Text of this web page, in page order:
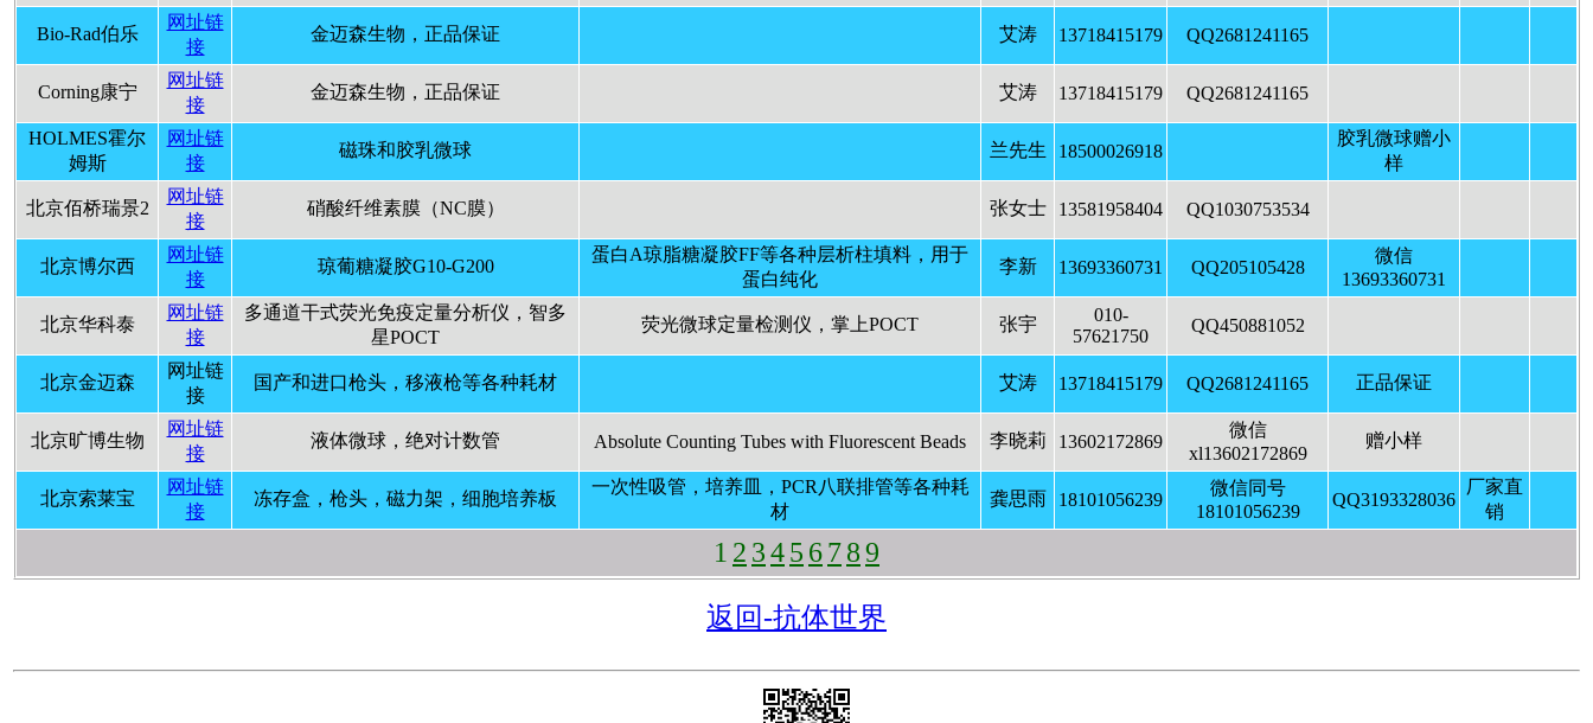
Bio-Rad伯乐
网址链
接
金迈森生物，正品保证 艾涛 13718415179 QQ2681241165
Corning康宁
网址链
接
金迈森生物，正品保证 艾涛 13718415179 QQ2681241165
HOLMES霍尔
姆斯
网址链
接
磁珠和胶乳微球 兰先生 18500026918
胶乳微球赠小
样
北京佰桥瑞景2
网址链
接
硝酸纤维素膜（NC膜） 张女士 13581958404 QQ1030753534
北京博尔西
网址链
接
琼葡糖凝胶G10-G200
蛋白A琼脂糖凝胶FF等各种层析柱填料，用于
蛋白纯化
李新 13693360731 QQ205105428
微信
13693360731
北京华科泰
网址链
接
多通道干式荧光免疫定量分析仪，智多
星POCT
荧光微球定量检测仪，掌上POCT 张宇
010-
57621750
QQ450881052
北京金迈森
网址链
接
国产和进口枪头，移液枪等各种耗材 艾涛 13718415179 QQ2681241165 正品保证
北京旷博生物
网址链
接
液体微球，绝对计数管 Absolute Counting Tubes with Fluorescent Beads 李晓莉 13602172869
微信
xl13602172869
赠小样
北京索莱宝
网址链
接
冻存盒，枪头，磁力架，细胞培养板
一次性吸管，培养皿，PCR八联排管等各种耗
材
龚思雨 18101056239
微信同号
18101056239
QQ3193328036
厂家直
销
1 2 345 6789
返回-抗体世界